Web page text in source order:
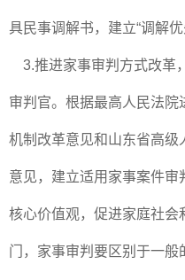
具民事调解书，建立“调解
3.推进家事审判方式改革
审判官。根据最高人民法
机制改革意见和山东省高级
意见，建立适用家事案件审
核心价值观，促进家庭社会
门，家事审判要区别于一